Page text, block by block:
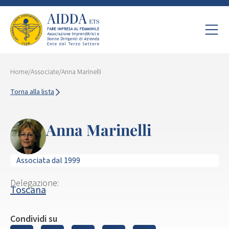
Home/Associate/Anna Marinelli
Torna alla lista
Anna Marinelli
Associata dal 1999
Delegazione:
Toscana
Condividi su